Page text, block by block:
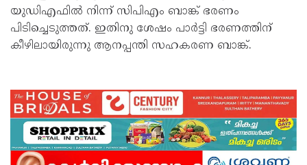
കീഴിലായിരുന്നു ആനപ്പന്തി സഹകരണ ബാങ്ക്.